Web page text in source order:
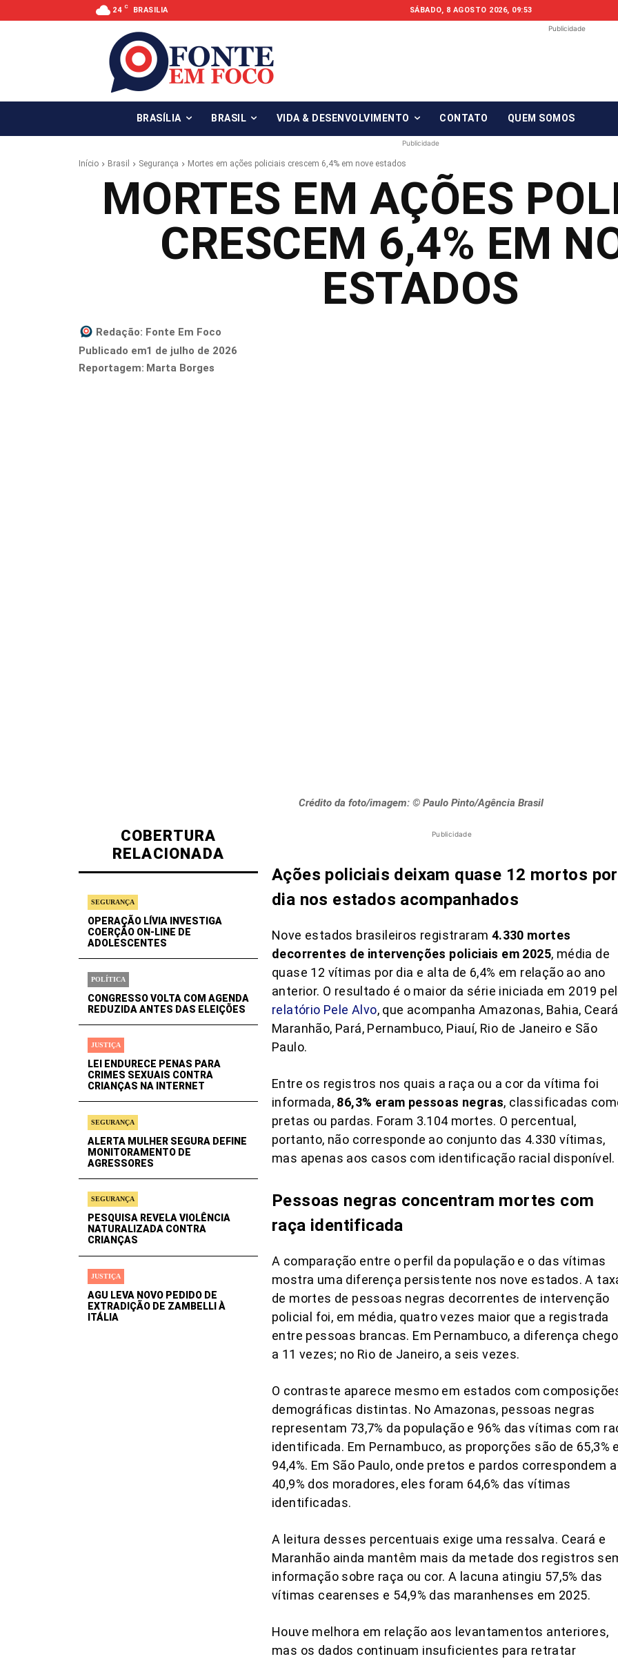
24 C BRASILIA SÁBADO, 8 AGOSTO 2026, 09:53
Publicidade
BRASÍLIA BRASIL VIDA & DESENVOLVIMENTO CONTATO QUEM SOMOS
Publicidade
Início Brasil Segurança Mortes em ações policiais crescem 6,4% em nove estados
MORTES EM AÇÕES
CRESCEM 6,4% EM
ESTADOS
Redação: Fonte Em Foco
Publicado em1 de julho de 2026
Reportagem: Marta Borges
Crédito da foto/imagem: © Paulo Pinto/Agência Brasil
COBERTURA
RELACIONADA
SEGURANÇA
OPERAÇÃO LÍVIA INVESTIGA
COERÇÃO ON-LINE DE
ADOLESCENTES
POLÍTICA
CONGRESSO VOLTA COM AGENDA
REDUZIDA ANTES DAS ELEIÇÕES
JUSTIÇA
LEI ENDURECE PENAS PARA
CRIMES SEXUAIS CONTRA
CRIANÇAS NA INTERNET
SEGURANÇA
ALERTA MULHER SEGURA DEFINE
MONITORAMENTO DE
AGRESSORES
SEGURANÇA
PESQUISA REVELA VIOLÊNCIA
NATURALIZADA CONTRA
CRIANÇAS
JUSTIÇA
AGU LEVA NOVO PEDIDO DE
EXTRADIÇÃO DE ZAMBELLI À
ITÁLIA
Publicidade
Ações policiais deixam quase 12 mortos por
dia nos estados acompanhados
Nove estados brasileiros registraram 4.330 mortes
decorrentes de intervenções policiais em 2025, média de
quase 12 vítimas por dia e alta de 6,4% em relação ao ano
anterior. O resultado é o maior da série iniciada em 2019
relatório Pele Alvo, que acompanha Amazonas, Bahia,
Maranhão, Pará, Pernambuco, Piauí, Rio de Janeiro e São
Paulo.
Entre os registros nos quais a raça ou a cor da vítima foi
informada, 86,3% eram pessoas negras, classificadas
pretas ou pardas. Foram 3.104 mortes. O percentual,
portanto, não corresponde ao conjunto das 4.330 vítimas,
mas apenas aos casos com identificação racial disponível.
Pessoas negras concentram mortes com
raça identificada
A comparação entre o perfil da população e o das vítimas
mostra uma diferença persistente nos nove estados. A
de mortes de pessoas negras decorrentes de intervenção
policial foi, em média, quatro vezes maior que a registrada
entre pessoas brancas. Em Pernambuco, a diferença
a 11 vezes; no Rio de Janeiro, a seis vezes.
O contraste aparece mesmo em estados com
demográficas distintas. No Amazonas, pessoas negras
representam 73,7% da população e 96% das vítimas com
identificada. Em Pernambuco, as proporções são de 65,3% e
94,4%. Em São Paulo, onde pretos e pardos correspondem a
40,9% dos moradores, eles foram 64,6% das vítimas
identificadas.
A leitura desses percentuais exige uma ressalva. Ceará e
Maranhão ainda mantêm mais da metade dos registros
informação sobre raça ou cor. A lacuna atingiu 57,5% das
vítimas cearenses e 54,9% das maranhenses em 2025.
Houve melhora em relação aos levantamentos anteriores,
mas os dados continuam insuficientes para retratar